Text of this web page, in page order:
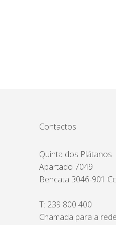
Contactos
Quinta dos Plátanos
Apartado 7049
Bencata 3046-901
T: 239 800 400
Chamada para a